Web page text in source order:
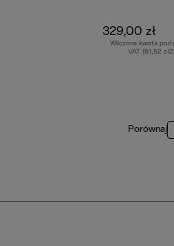
329,00 zł
Wliczona kwota
VAT (61,52
Porównaj